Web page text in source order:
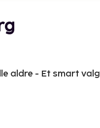
aldre - Et smart valg